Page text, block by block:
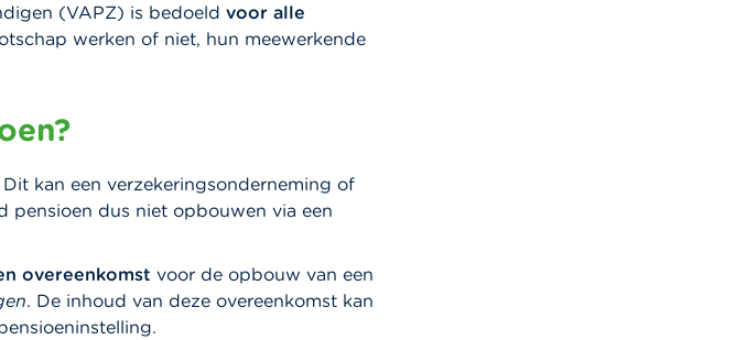
(VAPZ) is bedoeld voor alle
werken of niet, hun meewerkende
Dit kan een verzekeringsonderneming of
pensioen dus niet opbouwen via een
overeenkomst voor de opbouw van een
. De inhoud van deze overeenkomst kan